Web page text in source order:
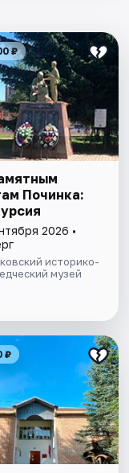
₽
Починка:
2026 •
историко-
музей
₽